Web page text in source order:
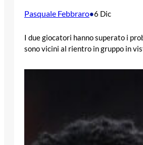
Pasquale Febbraro•6 Dic
I due giocatori hanno superato i
sono vicini al rientro in gruppo in